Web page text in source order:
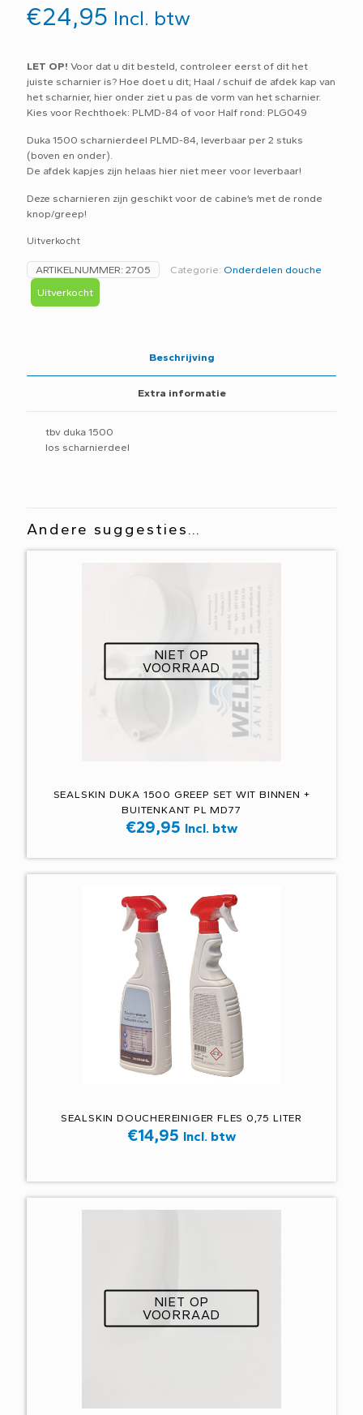
€24,95 Incl. btw
LET OP! Voor dat u dit besteld, controleer eerst of dit het
juiste scharnier is? Hoe doet u dit; Haal / schuif de afdek kap van
het scharnier, hier onder ziet u pas de vorm van het scharnier.
Kies voor Rechthoek: PLMD-84 of voor Half rond: PLG049
Duka 1500 scharnierdeel PLMD-84, leverbaar per 2 stuks
(boven en onder).
De afdek kapjes zijn helaas hier niet meer voor leverbaar!
Deze scharnieren zijn geschikt voor de cabine’s met de ronde
knop/greep!
Uitverkocht
ARTIKELNUMMER: 2705 Categorie: Onderdelen douche
Uitverkocht
Beschrijving
Extra informatie
tbv duka 1500
los scharnierdeel
Andere suggesties…
NIET OP
VOORRAAD
SEALSKIN DUKA 1500 GREEP SET WIT BINNEN +
BUITENKANT PL MD77
€29,95 Incl. btw
SEALSKIN DOUCHEREINIGER FLES 0,75 LITER
€14,95 Incl. btw
NIET OP
VOORRAAD